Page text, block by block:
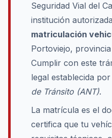
Seguridad Vial del
institución
matriculación
Portoviejo,
Cumplir con este
legal establecida por
de Tránsito (ANT).
La matrícula es el
certifica que tu